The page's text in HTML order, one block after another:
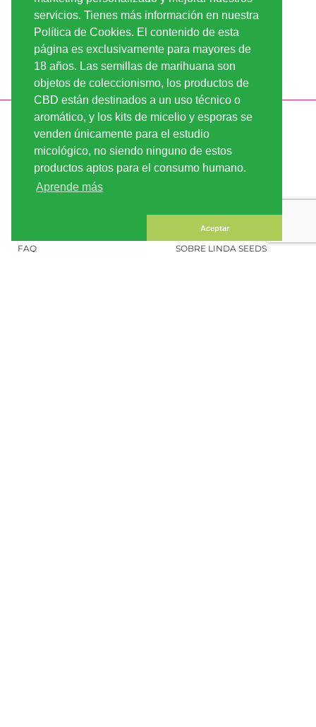
servicios. Tienes más información en nuestra
Política de Cookies. El contenido de esta
página es exclusivamente para mayores de
18 años. Las semillas de marihuana son
objetos de coleccionismo, los productos de
CBD están destinados a un uso técnico o
aromático, y los kits de micelio y esporas se
venden únicamente para el estudio
micológico, no siendo ninguno de estos
productos aptos para el consumo humano.
Aprende más
Aceptar
INFORMACIÓN
ENVÍO
PAGO
FAQ
LINDA-SEEDS
CONDICIONES DE USO
MAPA DEL SITIO
CONTÁCTENOS
SOBRE LINDA SEEDS